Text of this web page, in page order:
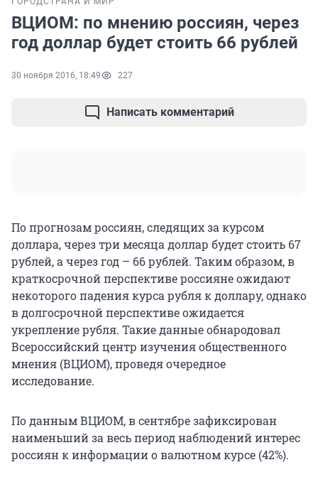
ВЦИОМ: по мнению россиян, через
год доллар будет стоить 66 рублей
30 ноября 2016, 18:49 227
Написать комментарий
По прогнозам россиян, следящих за курсом
доллара, через три месяца доллар будет стоить 67
рублей, а через год – 66 рублей. Таким образом, в
краткосрочной перспективе россияне ожидают
некоторого падения курса рубля к доллару, однако
в долгосрочной перспективе ожидается
укрепление рубля. Такие данные обнародовал
Всероссийский центр изучения общественного
мнения (ВЦИОМ), проведя очередное
исследование.
По данным ВЦИОМ, в сентябре зафиксирован
наименьший за весь период наблюдений интерес
россиян к информации о валютном курсе (42%).